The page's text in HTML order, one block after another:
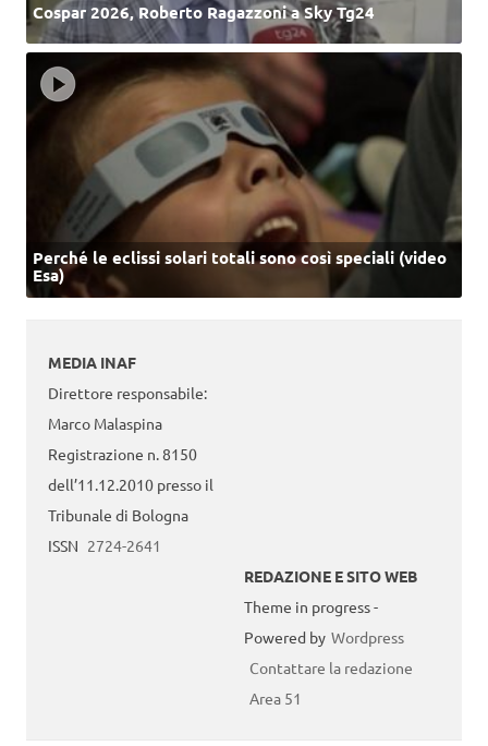
Cospar 2026, Roberto Ragazzoni a Sky Tg24
Perché le eclissi solari totali sono così speciali (video
Esa)
MEDIA INAF
Direttore responsabile:
Marco Malaspina
Registrazione n. 8150
dell’11.12.2010 presso il
Tribunale di Bologna
ISSN 2724-2641
REDAZIONE E SITO WEB
Theme in progress -
Powered by Wordpress
Contattare la redazione
Area 51